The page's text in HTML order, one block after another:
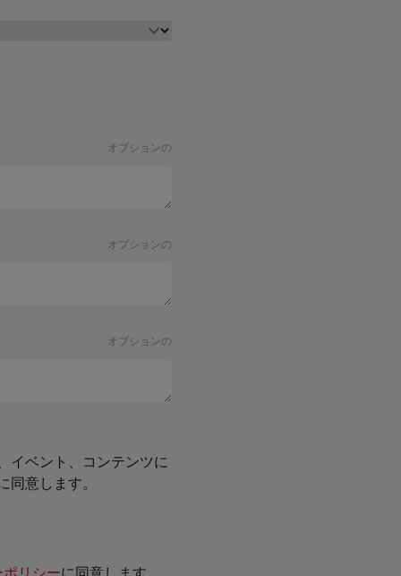
オプションの
オプションの
オプションの
イベント、コンテンツに
意します。
リシーに同意します。